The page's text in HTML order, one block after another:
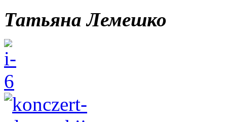
Татьяна Лемешко